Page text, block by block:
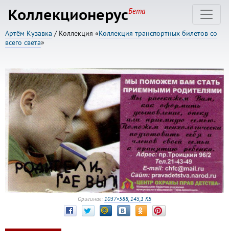
КоллекционерусБета
Артём Кузавка / Коллекция «Коллекция транспортных билетов со
всего света»
Оригинал: 1037×588, 145,1 КБ